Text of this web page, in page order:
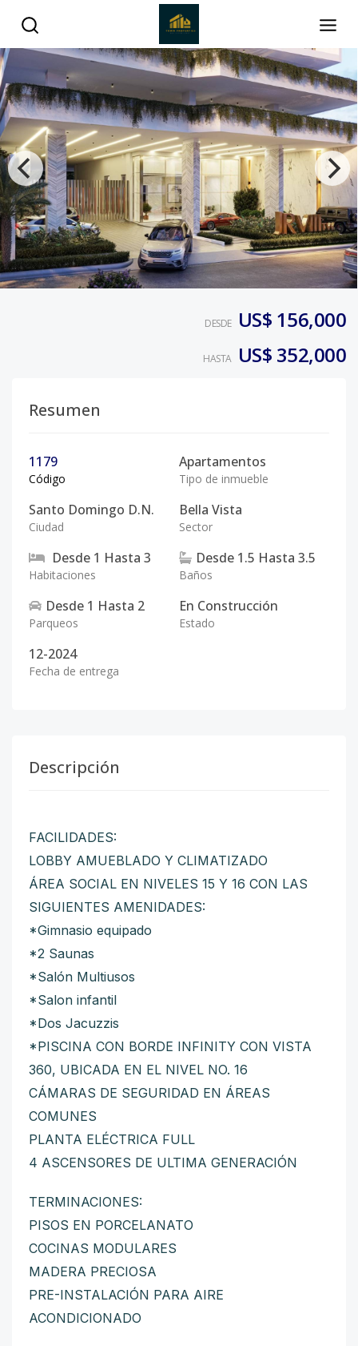
DESDE US$ 156,000
HASTA US$ 352,000
Resumen
1179
Código
Apartamentos
Tipo de inmueble
Santo Domingo D.N.
Ciudad
Bella Vista
Sector
Desde 1 Hasta 3
Habitaciones
Desde 1.5 Hasta 3.5
Baños
Desde 1 Hasta 2
Parqueos
En Construcción
Estado
12-2024
Fecha de entrega
Descripción
FACILIDADES:
LOBBY AMUEBLADO Y CLIMATIZADO
ÁREA SOCIAL EN NIVELES 15 Y 16 CON LAS
SIGUIENTES AMENIDADES:
*Gimnasio equipado
*2 Saunas
*Salón Multiusos
*Salon infantil
*Dos Jacuzzis
*PISCINA CON BORDE INFINITY CON VISTA
360, UBICADA EN EL NIVEL NO. 16
CÁMARAS DE SEGURIDAD EN ÁREAS
COMUNES
PLANTA ELÉCTRICA FULL
4 ASCENSORES DE ULTIMA GENERACIÓN
TERMINACIONES:
PISOS EN PORCELANATO
COCINAS MODULARES
MADERA PRECIOSA
PRE-INSTALACIÓN PARA AIRE
ACONDICIONADO